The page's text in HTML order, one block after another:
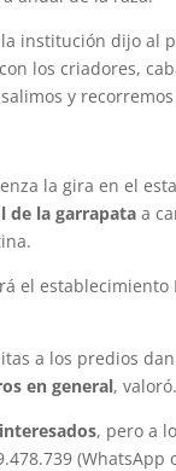
institución dijo al
los criadores,
y recorremos
la gira en el
de la garrapata a
el establecimiento
a los predios dan
en general, valoró.
, pero a
(WhatsApp